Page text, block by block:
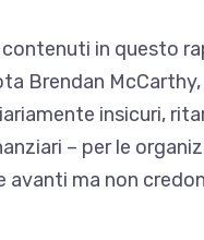
contenuti in questo
Brendan
insicuri,
– per le
avanti ma non